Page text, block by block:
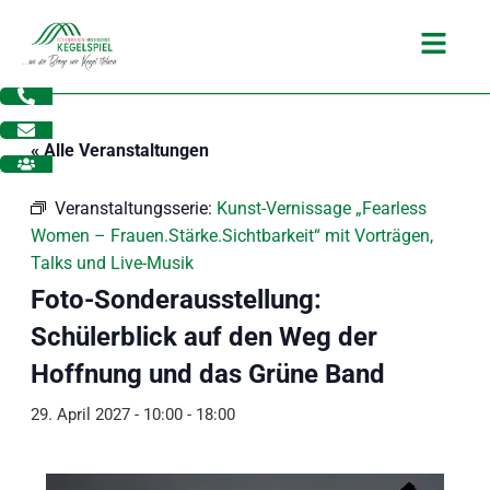
Inhalt
springen
Main
« Alle Veranstaltungen
Veranstaltungsserie: Kunst-Vernissage „Fearless
Women – Frauen.Stärke.Sichtbarkeit“ mit Vorträgen,
Talks und Live-Musik
Foto-Sonderausstellung:
Schülerblick auf den Weg der
Hoffnung und das Grüne Band
29. April 2027 - 10:00- 18:00